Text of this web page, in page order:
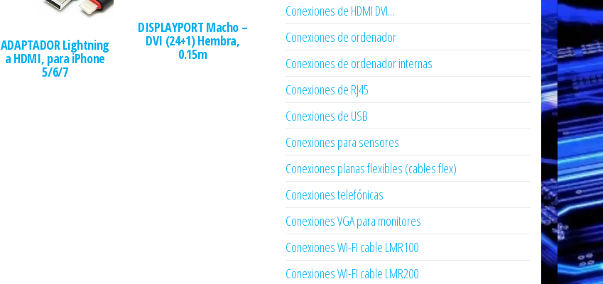
ADAPTADOR Lightning
a HDMI, para iPhone
5/6/7
DISPLAYPORT Macho –
DVI (24+1) Hembra,
0.15m
Conexiones de HDMI DVI...
Conexiones de ordenador
Conexiones de ordenador internas
Conexiones de RJ45
Conexiones de USB
Conexiones para sensores
Conexiones planas flexibles (cables flex)
Conexiones telefónicas
Conexiones VGA para monitores
Conexiones WI-FI cable LMR100
Conexiones WI-FI cable LMR200